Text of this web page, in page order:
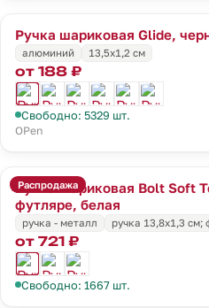
Ручка шариковая Glide,
алюминий
13,5х1,2 см
от 188 ₽
Свободно: 5329 шт.
OPen
Распродажа
Ручка шариковая Bolt Soft
футляре, белая
ручка - металл ручка 13,8х1,3 см;
от 721 ₽
Свободно: 1667 шт.